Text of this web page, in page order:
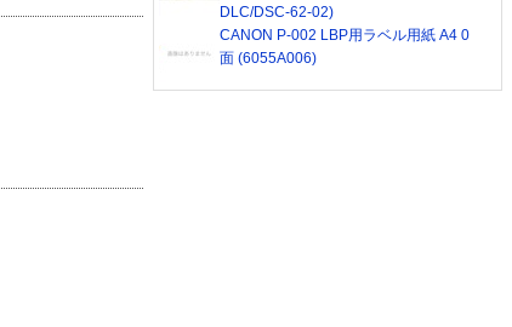
DLC/DSC-62-02)
CANON P-002 LBP用ラベル用紙 A4 0
面 (6055A006)